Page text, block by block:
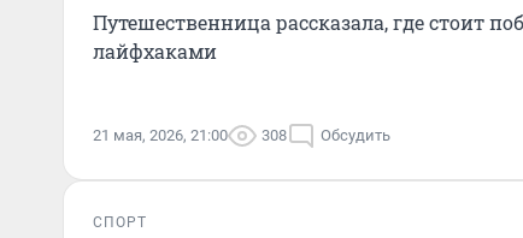
Путешественница рассказала, где стоит
лайфхаками
21 мая, 2026, 21:00 308 Обсудить
СПОРТ